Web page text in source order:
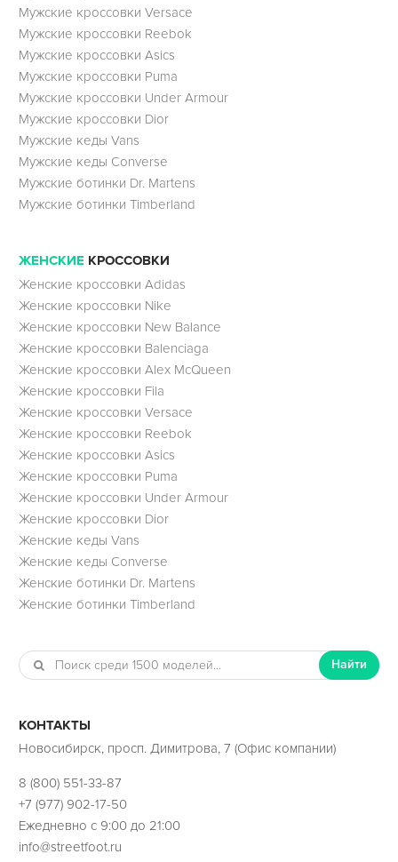
Мужские кроссовки Versace
Мужские кроссовки Reebok
Мужские кроссовки Asics
Мужские кроссовки Puma
Мужские кроссовки Under Armour
Мужские кроссовки Dior
Мужские кеды Vans
Мужские кеды Converse
Мужские ботинки Dr. Martens
Мужские ботинки Timberland
ЖЕНСКИЕ КРОССОВКИ
Женские кроссовки Adidas
Женские кроссовки Nike
Женские кроссовки New Balance
Женские кроссовки Balenciaga
Женские кроссовки Alex McQueen
Женские кроссовки Fila
Женские кроссовки Versace
Женские кроссовки Reebok
Женские кроссовки Asics
Женские кроссовки Puma
Женские кроссовки Under Armour
Женские кроссовки Dior
Женские кеды Vans
Женские кеды Converse
Женские ботинки Dr. Martens
Женские ботинки Timberland
Найти
КОНТАКТЫ
Новосибирск, просп. Димитрова, 7 (Офис компании)
8 (800) 551-33-87
+7 (977) 902-17-50
Ежедневно с 9:00 до 21:00
info@streetfoot.ru